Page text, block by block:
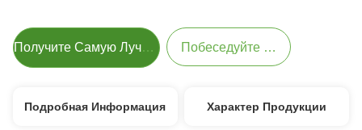
Получите Самую Лучшую Цену Побеседуйте Теперь
Подробная Информация Характер Продукции